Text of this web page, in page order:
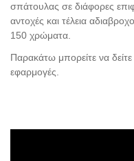
σπάτουλας σε διάφορες
αντοχές και τέλεια
150 χρώματα.
Παρακάτω μπορείτε να
εφαρμογές.